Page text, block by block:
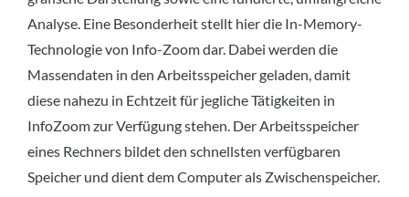
Analyse. Eine Besonderheit stellt hier die In-Memory-
Technologie von Info-Zoom dar. Dabei werden die
Massendaten in den Arbeitsspeicher geladen, damit
diese nahezu in Echtzeit für jegliche Tätigkeiten in
InfoZoom zur Verfügung stehen. Der Arbeitsspeicher
eines Rechners bildet den schnellsten verfügbaren
Speicher und dient dem Computer als Zwischenspeicher.